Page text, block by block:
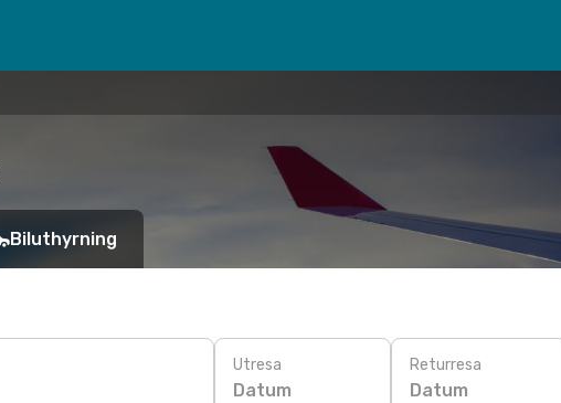
Biluthyrning
Utresa
Datum
Returresa
Datum